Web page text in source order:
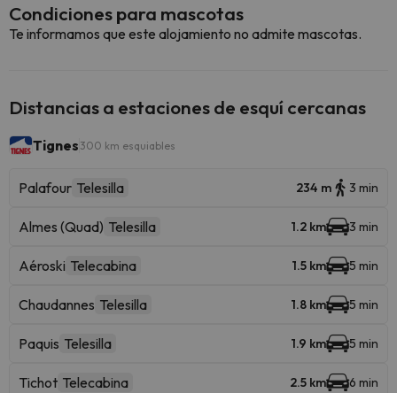
Condiciones para mascotas
Te informamos que este alojamiento no admite mascotas.
Distancias a estaciones de esquí cercanas
Tignes 300 km esquiables
Palafour Telesilla 234 m 3 min
Almes (Quad) Telesilla 1.2 km 3 min
Aéroski Telecabina 1.5 km 5 min
Chaudannes Telesilla 1.8 km 5 min
Paquis Telesilla 1.9 km 5 min
Tichot Telecabina 2.5 km 6 min